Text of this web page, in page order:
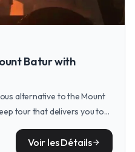
Batur with
alternative to the Mount
tour that delivers you to
soak in a natural hot
Voir les Détailsarrow_forward